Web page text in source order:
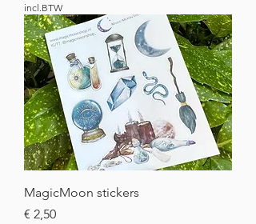
incl.BTW
MagicMoon stickers
Prijs
€ 2,50